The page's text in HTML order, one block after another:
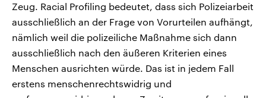
Zeug. Racial Profiling bedeutet, dass sich Polizeiarbeit
ausschließlich an der Frage von Vorurteilen aufhängt,
nämlich weil die polizeiliche Maßnahme sich dann
ausschließlich nach den äußeren Kriterien eines
Menschen ausrichten würde. Das ist in jedem Fall
erstens menschenrechtswidrig und